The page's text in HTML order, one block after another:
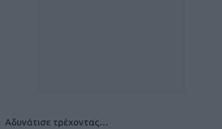
Αδυνάτισε τρέχοντας…